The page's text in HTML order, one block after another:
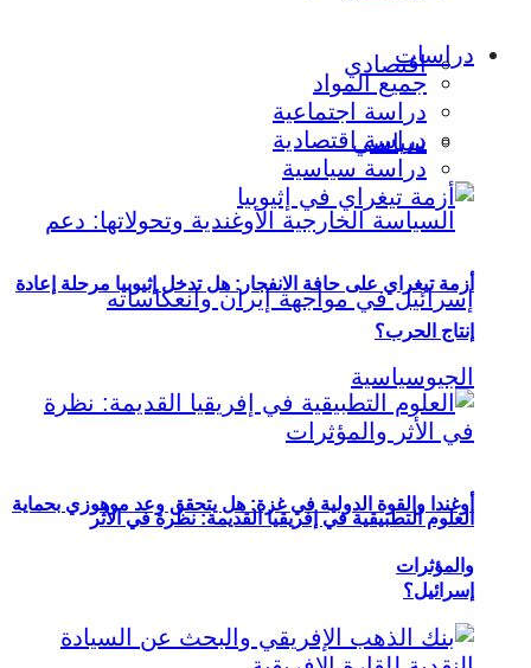
اقتصادي
سياسي
أوغندا والقوة الدولية في غزة: هل يتحقق وعد موهوزي بحماية
إسرائيل؟
دراسات
جميع المواد
دراسة اجتماعية
دراسة اقتصادية
دراسة سياسية
أزمة تيغراي على حافة الانفجار: هل تدخل إثيوبيا مرحلة إعادة
إنتاج الحرب؟
العلوم التطبيقية في إفريقيا القديمة: نظرة في الأثر
والمؤثرات